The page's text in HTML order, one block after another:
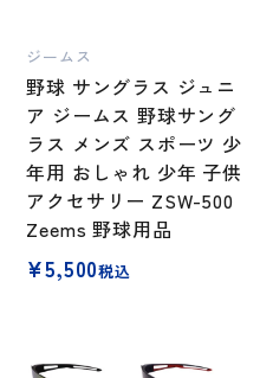
ジームス
野球 サングラス ジュニ
ア ジームス 野球サング
ラス メンズ スポーツ 少
年用 おしゃれ 少年 子供
アクセサリー ZSW-500
Zeems 野球用品
¥5,500税込